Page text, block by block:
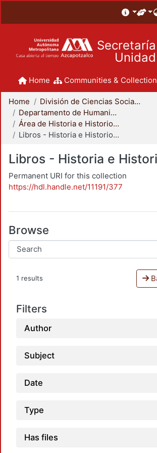
Unidad
Home Communities &
Home
División de Ciencias Sociales y Humanidades
Departamento de Humanidades
Área de Historia e Historiografía
Libros - Historia e Historiografía
Libros - Historia e
Permanent URI for this collection
https://hdl.handle.net/11191/377
Browse
1 results
Filters
Author
Subject
Date
Type
Has files